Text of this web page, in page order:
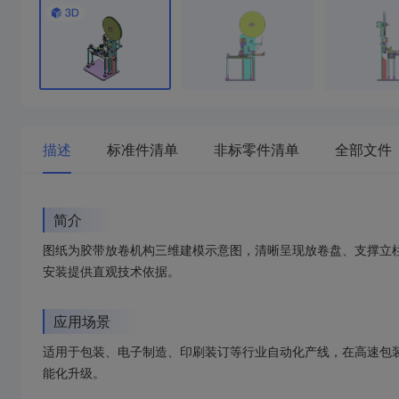
描述 标准件清单 非标零件清单 全部文件
简介
图纸为胶带放卷机构三维建模示意图，清晰呈现放卷盘、支撑
安装提供直观技术依据。
应用场景
适用于包装、电子制造、印刷装订等行业自动化产线，在高速
能化升级。